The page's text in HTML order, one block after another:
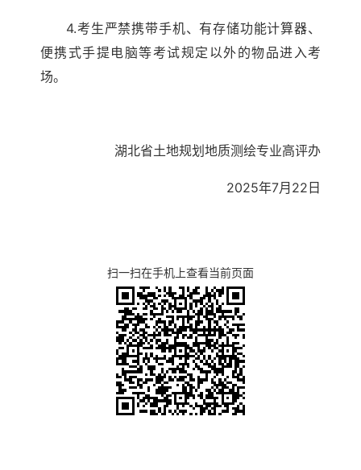
4.考生严禁携带手机、有存储功能计算器、
便携式手提电脑等考试规定以外的物品进入考
场。
湖北省土地规划地质测绘专业高评办
2025年7月22日
扫一扫在手机上查看当前页面